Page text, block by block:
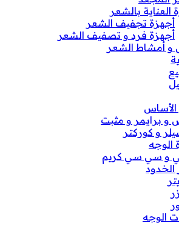
العناية بالشعر
أجهزة تجفيف الشعر
أجهزة فرد و تصفيف الشعر
أمشاط الشعر
الأساس
و برايمر و مثبت
و كوركتر
الوجه
و سي سي كريم
الخدود
الوجه